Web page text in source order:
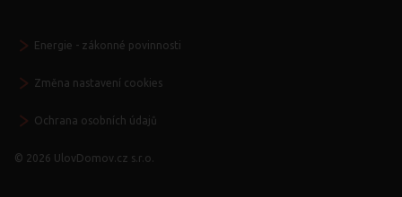
Energie - zákonné povinnosti
Změna nastavení cookies
Ochrana osobních údajů
© 2026 UlovDomov.cz s.r.o.